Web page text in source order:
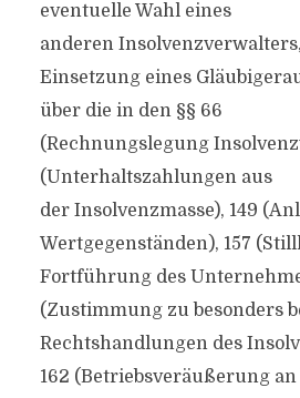
eventuelle Wahl eines
anderen
Einsetzung eines
über die in den §§ 66
(Rechnungslegung
(Unterhaltszahlungen aus
der Insolvenzmasse), 149
Wertgegenständen), 157
Fortführung des
(Zustimmung zu besonders
Rechtshandlungen des
162 (Betriebsveräußerung an